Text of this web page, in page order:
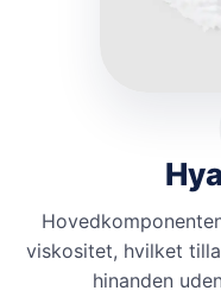
viskositet, hvilket
hinanden